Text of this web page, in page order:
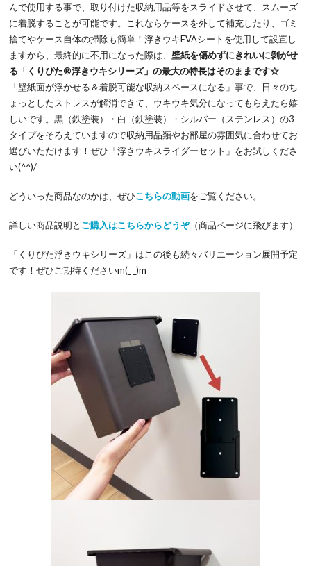
んで使用する事で、取り付けた収納用品等をスライドさせて、スムーズ
に着脱することが可能です。これならケースを外して補充したり、ゴミ
捨てやケース自体の掃除も簡単！浮きウキEVAシートを使用して設置し
ますから、最終的に不用になった際は、壁紙を傷めずにきれいに剝がせ
る「くりぴた®浮きウキシリーズ」の最大の特長はそのままです☆
「壁紙面が浮かせる＆着脱可能な収納スペースになる」事で、日々のち
ょっとしたストレスが解消できて、ウキウキ気分になってもらえたら嬉
しいです。黒（鉄塗装）・白（鉄塗装）・シルバー（ステンレス）の3
タイプをそろえていますので収納用品類やお部屋の雰囲気に合わせてお
選びいただけます！ぜひ「浮きウキスライダーセット」をお試しくださ
い(^^)/
どういった商品なのかは、ぜひこちらの動画をご覧ください。
詳しい商品説明と ご購入はこちらからどうぞ（商品ページに飛びます）
「くりぴた浮きウキシリーズ」はこの後も続々バリエーション展開予定
です！ぜひご期待くださいm(_ _)m